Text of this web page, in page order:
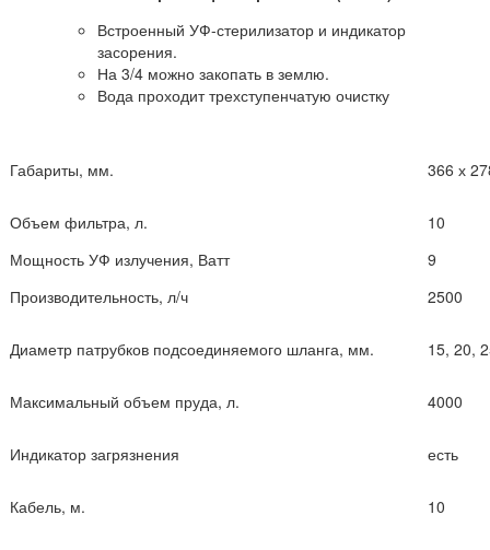
Встроенный УФ-стерилизатор и индикатор
засорения.
На 3/4 можно закопать в землю.
Вода проходит трехступенчатую очистку
Габариты, мм. 366 х
Объем фильтра, л.
10
Мощность УФ излучения, Ватт
9
Производительность, л/ч
2500
Диаметр патрубков подсоединяемого шланга, мм. 15, 20,
Максимальный объем пруда, л. 4000
Индикатор загрязнения есть
Кабель, м. 10